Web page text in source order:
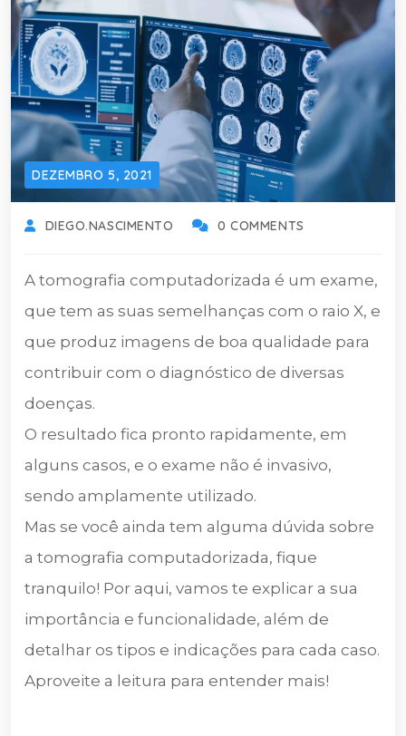
DEZEMBRO 5, 2021
DIEGO.NASCIMENTO 0 COMMENTS
A tomografia computadorizada é um exame,
que tem as suas semelhanças com o raio X, e
que produz imagens de boa qualidade para
contribuir com o diagnóstico de diversas
doenças.
O resultado fica pronto rapidamente, em
alguns casos, e o exame não é invasivo,
sendo amplamente utilizado.
Mas se você ainda tem alguma dúvida sobre
a tomografia computadorizada, fique
tranquilo! Por aqui, vamos te explicar a sua
importância e funcionalidade, além de
detalhar os tipos e indicações para cada caso.
Aproveite a leitura para entender mais!